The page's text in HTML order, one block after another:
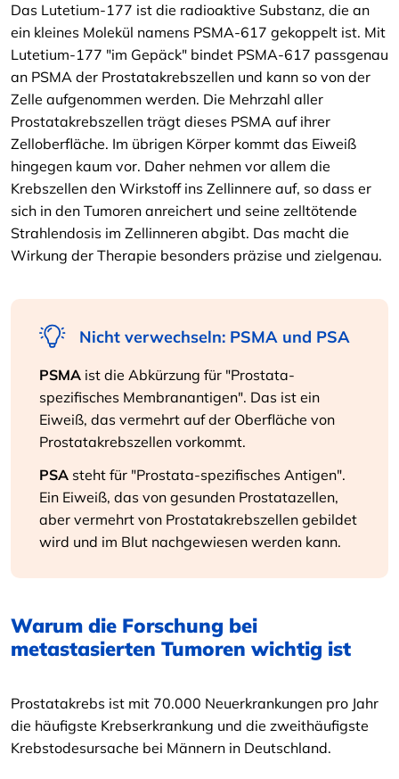
Nicht verwechseln: PSMA und PSA
PSMA ist die Abkürzung für "Prostata-
spezifisches Membranantigen". Das ist ein
Eiweiß, das vermehrt auf der Oberfläche von
Prostatakrebszellen vorkommt.
PSA steht für "Prostata-spezifisches Antigen".
Ein Eiweiß, das von gesunden Prostatazellen,
aber vermehrt von Prostatakrebszellen gebildet
wird und im Blut nachgewiesen werden kann.
Das Lutetium-177 ist die radioaktive Substanz, die an
ein kleines Molekül namens PSMA-617 gekoppelt ist. Mit
Lutetium-177 "im Gepäck" bindet PSMA-617 passgenau
an PSMA der Prostatakrebszellen und kann so von der
Zelle aufgenommen werden. Die Mehrzahl aller
Prostatakrebszellen trägt dieses PSMA auf ihrer
Zelloberfläche. Im übrigen Körper kommt das Eiweiß
hingegen kaum vor. Daher nehmen vor allem die
Krebszellen den Wirkstoff ins Zellinnere auf, so dass er
sich in den Tumoren anreichert und seine zelltötende
Strahlendosis im Zellinneren abgibt. Das macht die
Wirkung der Therapie besonders präzise und zielgenau.
Warum die Forschung bei
metastasierten Tumoren wichtig ist
Prostatakrebs ist mit 70.000 Neuerkrankungen pro Jahr
die häufigste Krebserkrankung und die zweithäufigste
Krebstodesursache bei Männern in Deutschland.